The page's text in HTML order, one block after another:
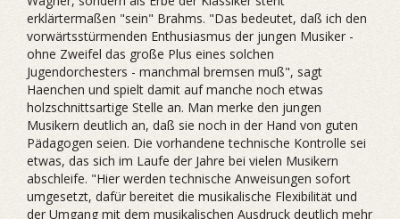
erklärtermaßen "sein" Brahms. "Das bedeutet, daß ich den
vorwärtsstürmenden Enthusiasmus der jungen Musiker -
ohne Zweifel das große Plus eines solchen
Jugendorchesters - manchmal bremsen muß", sagt
Haenchen und spielt damit auf manche noch etwas
holzschnittsartige Stelle an. Man merke den jungen
Musikern deutlich an, daß sie noch in der Hand von guten
Pädagogen seien. Die vorhandene technische Kontrolle sei
etwas, das sich im Laufe der Jahre bei vielen Musikern
abschleife. "Hier werden technische Anweisungen sofort
umgesetzt, dafür bereitet die musikalische Flexibilität und
der Umgang mit dem musikalischen Ausdruck deutlich mehr